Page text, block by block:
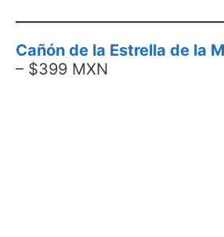
Cañón de la Estrella de la
– $399 MXN